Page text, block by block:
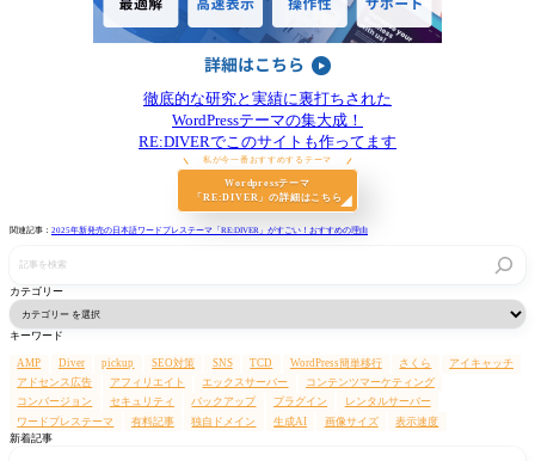
徹底的な研究と実績に裏打ちされた
WordPressテーマの集大成！
RE:DIVERでこのサイトも作ってます
私が今一番おすすめするテーマ
Wordpressテーマ
「RE:DIVER」の詳細はこちら
関連記事： 2025年新発売の日本語ワードプレステーマ「RE:DIVER」がすごい！おすすめの理由
を
検
カテゴリー
キーワード
AMP Diver pickup SEO対策 SNS TCD WordPress簡単移行 さくら
アイキャッチ
アドセンス広告
アフィリエイト エックスサーバー
コンテンツマーケティング
コンバージョン
セキュリティ バックアップ プラグイン
レンタルサーバー
ワードプレステーマ
有料記事 独自ドメイン 生成AI 画像サイズ
表示速度
新着記事